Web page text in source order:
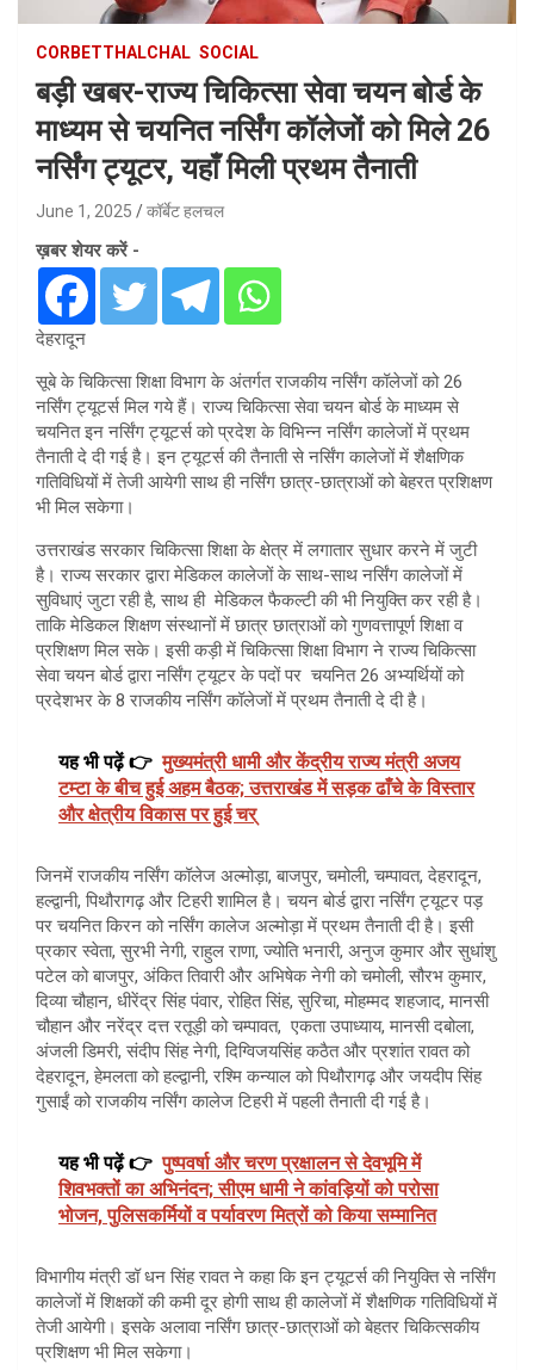
CORBETTHALCHAL SOCIAL
बड़ी खबर-राज्य चिकित्सा सेवा चयन बोर्ड के
माध्यम से चयनित नर्सिंग कॉलेजों को मिले 26
नर्सिंग ट्यूटर, यहाँ मिली प्रथम तैनाती
June 1, 2025 कॉर्बेट हलचल
ख़बर शेयर करें -
देहरादून
सूबे के चिकित्सा शिक्षा विभाग के अंतर्गत राजकीय नर्सिंग कॉलेजों को 26
नर्सिंग ट्यूटर्स मिल गये हैं। राज्य चिकित्सा सेवा चयन बोर्ड के माध्यम से
चयनित इन नर्सिंग ट्यूटर्स को प्रदेश के विभिन्न नर्सिंग कालेजों में प्रथम
तैनाती दे दी गई है। इन ट्यूटर्स की तैनाती से नर्सिंग कालेजों में शैक्षणिक
गतिविधियों में तेजी आयेगी साथ ही नर्सिंग छात्र-छात्राओं को बेहरत प्रशिक्षण
भी मिल सकेगा।
उत्तराखंड सरकार चिकित्सा शिक्षा के क्षेत्र में लगातार सुधार करने में जुटी
है। राज्य सरकार द्वारा मेडिकल कालेजों के साथ-साथ नर्सिंग कालेजों में
सुविधाएं जुटा रही है, साथ ही मेडिकल फैकल्टी की भी नियुक्ति कर रही है।
ताकि मेडिकल शिक्षण संस्थानों में छात्र छात्राओं को गुणवत्तापूर्ण शिक्षा व
प्रशिक्षण मिल सके। इसी कड़ी में चिकित्सा शिक्षा विभाग ने राज्य चिकित्सा
सेवा चयन बोर्ड द्वारा नर्सिंग ट्यूटर के पदों पर चयनित 26 अभ्यर्थियों को
प्रदेशभर के 8 राजकीय नर्सिंग कॉलेजों में प्रथम तैनाती दे दी है।
यह भी पढ़ें 👉 मुख्यमंत्री धामी और केंद्रीय राज्य मंत्री अजय
टम्टा के बीच हुई अहम बैठक; उत्तराखंड में सड़क ढाँचे के विस्तार
और क्षेत्रीय विकास पर हुई चर्
जिनमें राजकीय नर्सिंग कॉलेज अल्मोड़ा, बाजपुर, चमोली, चम्पावत, देहरादून,
हल्द्वानी, पिथौरागढ़ और टिहरी शामिल है। चयन बोर्ड द्वारा नर्सिंग ट्यूटर पड़
पर चयनित किरन को नर्सिंग कालेज अल्मोड़ा में प्रथम तैनाती दी है। इसी
प्रकार स्वेता, सुरभी नेगी, राहुल राणा, ज्योति भनारी, अनुज कुमार और सुधांशु
पटेल को बाजपुर, अंकित तिवारी और अभिषेक नेगी को चमोली, सौरभ कुमार,
दिव्या चौहान, धीरेंद्र सिंह पंवार, रोहित सिंह, सुरिचा, मोहम्मद शहजाद, मानसी
चौहान और नरेंद्र दत्त रतूड़ी को चम्पावत, एकता उपाध्याय, मानसी दबोला,
अंजली डिमरी, संदीप सिंह नेगी, दिग्विजयसिंह कठैत और प्रशांत रावत को
देहरादून, हेमलता को हल्द्वानी, रश्मि कन्याल को पिथौरागढ़ और जयदीप सिंह
गुसाईं को राजकीय नर्सिंग कालेज टिहरी में पहली तैनाती दी गई है।
यह भी पढ़ें 👉 पुष्पवर्षा और चरण प्रक्षालन से देवभूमि में
शिवभक्तों का अभिनंदन; सीएम धामी ने कांवड़ियों को परोसा
भोजन, पुलिसकर्मियों व पर्यावरण मित्रों को किया सम्मानित
विभागीय मंत्री डॉ धन सिंह रावत ने कहा कि इन ट्यूटर्स की नियुक्ति से नर्सिंग
कालेजों में शिक्षकों की कमी दूर होगी साथ ही कालेजों में शैक्षणिक गतिविधियों में
तेजी आयेगी। इसके अलावा नर्सिंग छात्र-छात्राओं को बेहतर चिकित्सकीय
प्रशिक्षण भी मिल सकेगा।